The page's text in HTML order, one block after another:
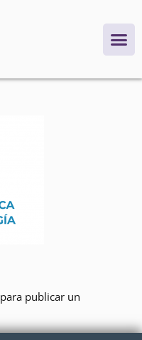
para publicar un